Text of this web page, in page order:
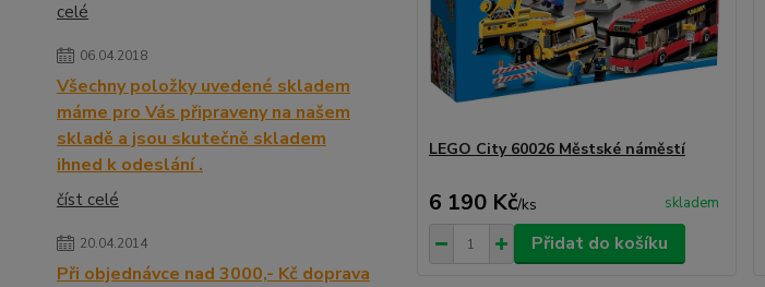
celé
06.04.2018
Všechny položky uvedené skladem
máme pro Vás připraveny na našem
skladě a jsou skutečně skladem
ihned k odeslání .
číst celé
20.04.2014
Při objednávce nad 3000,- Kč doprava
LEGO City 60026 Městské náměstí
6 190 Kč/ks skladem
Přidat do košíku